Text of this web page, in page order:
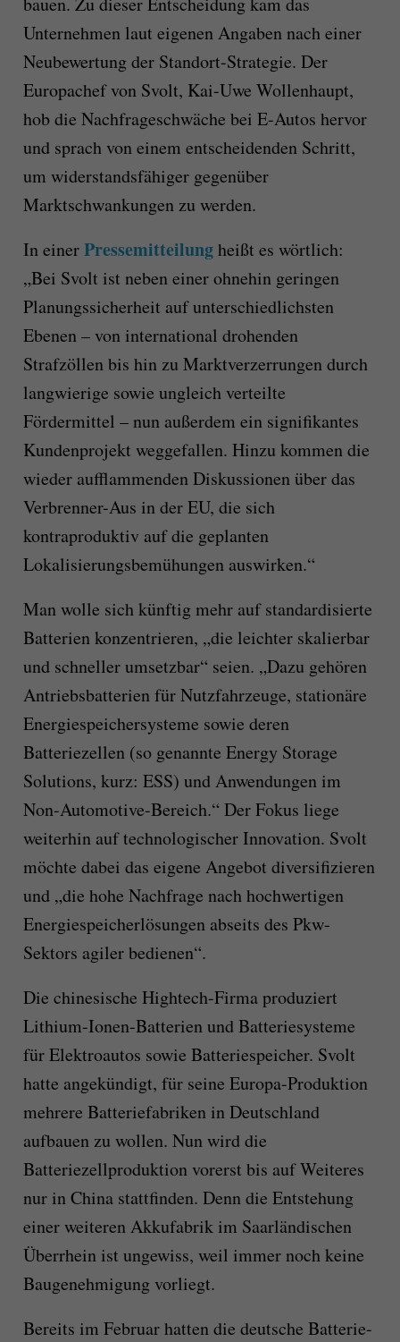
Unternehmen laut eigenen Angaben nach einer
Neubewertung der Standort-Strategie. Der
Europachef von Svolt, Kai-Uwe Wollenhaupt,
hob die Nachfrageschwäche bei E-Autos hervor
und sprach von einem entscheidenden Schritt,
um widerstandsfähiger gegenüber
Marktschwankungen zu werden.
In einerPressemitteilungheißt es wörtlich:
„Bei Svolt ist neben einer ohnehin geringen
Planungssicherheit auf unterschiedlichsten
Ebenen – von international drohenden
Strafzöllen bis hin zu Marktverzerrungen durch
langwierige sowie ungleich verteilte
Fördermittel – nun außerdem ein signifikantes
Kundenprojekt weggefallen. Hinzu kommen die
wieder aufflammenden Diskussionen über das
Verbrenner-Aus in der EU, die sich
kontraproduktiv auf die geplanten
Lokalisierungsbemühungen auswirken.“
Man wolle sich künftig mehr auf standardisierte
Batterien konzentrieren, „die leichter skalierbar
und schneller umsetzbar“ seien. „Dazu gehören
Antriebsbatterien für Nutzfahrzeuge, stationäre
Energiespeichersysteme sowie deren
Batteriezellen (so genannte Energy Storage
Solutions, kurz: ESS) und Anwendungen im
Non-Automotive-Bereich.“ Der Fokus liege
weiterhin auf technologischer Innovation. Svolt
möchte dabei das eigene Angebot diversifizieren
und „die hohe Nachfrage nach hochwertigen
Energiespeicherlösungen abseits des Pkw-
Sektors agiler bedienen“.
Die chinesische Hightech-Firma produziert
Lithium-Ionen-Batterien und Batteriesysteme
für Elektroautos sowie Batteriespeicher. Svolt
hatte angekündigt, für seine Europa-Produktion
mehrere Batteriefabriken in Deutschland
aufbauen zu wollen. Nun wird die
Batteriezellproduktion vorerst bis auf Weiteres
nur in China stattfinden. Denn die Entstehung
einer weiteren Akkufabrik im Saarländischen
Überrhein ist ungewiss, weil immer noch keine
Baugenehmigung vorliegt.
Bereits im Februar hatten die deutsche Batterie-